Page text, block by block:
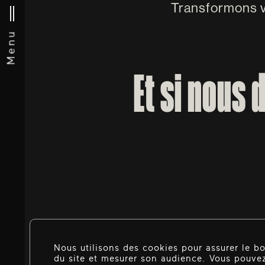
Menu
Transformons
Et si
Nous utilisons des cookies pour assurer le
du site et mesurer son audience. Vous